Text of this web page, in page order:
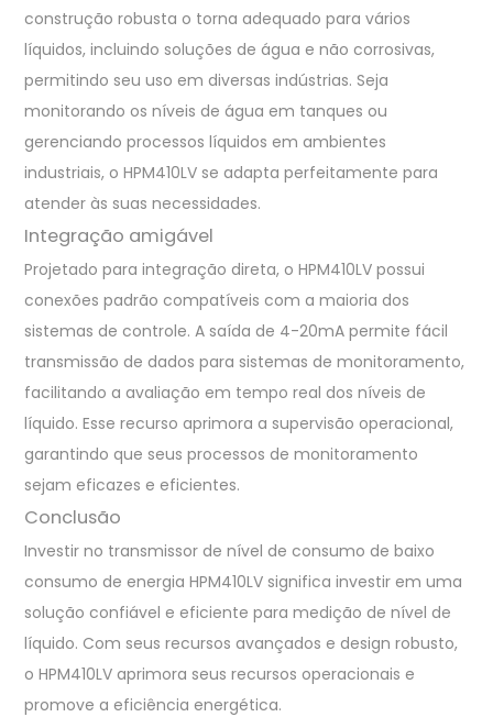
construção robusta o torna adequado para vários
líquidos, incluindo soluções de água e não corrosivas,
permitindo seu uso em diversas indústrias. Seja
monitorando os níveis de água em tanques ou
gerenciando processos líquidos em ambientes
industriais, o HPM410LV se adapta perfeitamente para
atender às suas necessidades.
Integração amigável
Projetado para integração direta, o HPM410LV possui
conexões padrão compatíveis com a maioria dos
sistemas de controle. A saída de 4-20mA permite fácil
transmissão de dados para sistemas de monitoramento,
facilitando a avaliação em tempo real dos níveis de
líquido. Esse recurso aprimora a supervisão operacional,
garantindo que seus processos de monitoramento
sejam eficazes e eficientes.
Conclusão
Investir no transmissor de nível de consumo de baixo
consumo de energia HPM410LV significa investir em uma
solução confiável e eficiente para medição de nível de
líquido. Com seus recursos avançados e design robusto,
o HPM410LV aprimora seus recursos operacionais e
promove a eficiência energética.